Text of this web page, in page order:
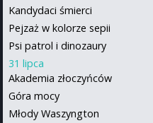
Kandydaci śmierci
Pejzaż w kolorze sepii
Psi patrol i dinozaury
31 lipca
Akademia złoczyńców
Góra mocy
Młody Waszyngton